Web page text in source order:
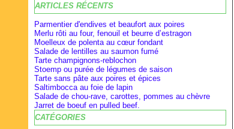
Février(9)
Janvier(8)
Février(16)
Janvier(18)
Avril(28)
Mars(27)
ARTICLES RÉCENTS
Parmentier d'endives et beaufort aux poires
Merlu rôti au four, fenouil et beurre d’estragon
Moelleux de polenta au cœur fondant
Salade de lentilles au saumon fumé
Tarte champignons-reblochon
Stoemp ou purée de légumes de saison
Tarte sans pâte aux poires et épices
Saltimbocca au foie de lapin
Salade de chou-rave, carottes, pommes au chèvre
Jarret de boeuf en pulled beef.
CATÉGORIES